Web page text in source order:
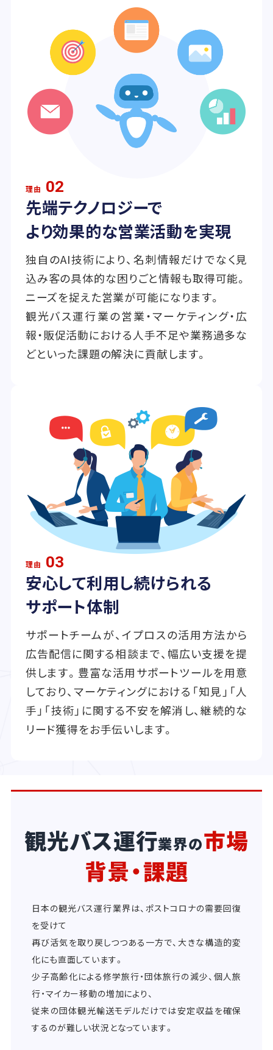
理由 02
先端テクノロジーで
より効果的な営業活動を実現
独自のAI技術により、名刺情報だけでなく見
込み客の具体的な困りごと情報も取得可能。
ニーズを捉えた営業が可能になります。
観光バス運行業の営業・マーケティング・広
報・販促活動における人手不足や業務過多な
どといった課題の解決に貢献します。
理由 03
安心して利用し続けられる
サポート体制
サポートチームが、イプロスの活用方法から
広告配信に関する相談まで、幅広い支援を提
供します。豊富な活用サポートツールを用意
しており、マーケティングにおける「知見」「人
手」「技術」に関する不安を解消し、継続的な
リード獲得をお手伝いします。
観光バス運行業界の市場
背景・課題
日本の観光バス運行業界は、ポストコロナの需要回復
を受けて
再び活気を取り戻しつつある一方で、大きな構造的変
化にも直面しています。
少子高齢化による修学旅行・団体旅行の減少、個人旅
行・マイカー移動の増加により、
従来の団体観光輸送モデルだけでは安定収益を確保
するのが難しい状況となっています。